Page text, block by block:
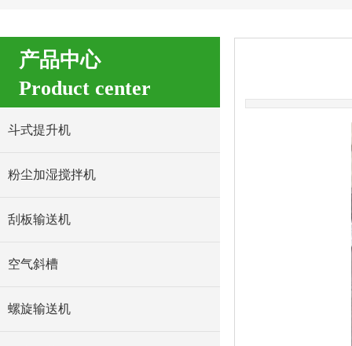
产品中心
Product center
斗式提升机
粉尘加湿搅拌机
刮板输送机
空气斜槽
螺旋输送机